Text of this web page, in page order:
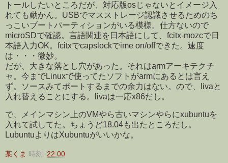
トールしたいところだが、対応版osじゃないとイメージ入
れても動かん。USBでマスストレージ認識させるためのち
っこいブートパーティションがいる模様。仕方ないので
microSDで確認。言語関連を日本語にして、fcitx-mozcで日
本語入力OK。fcitxでcapslockでime on/offできた。速度
は・・・微妙。
だが、大きな落とし穴があった。それはarmアーキテクチ
ャ。今までLinuxで使ってたソフトがarmにあるとは言え
ず。ソースみてポートするまでの余力はない。ので、livaと
入れ替えることにする。livaは一応x86だし。
で、メインマシン上のVMやら古いマシンやらにxubuntuを
入れて試してた。ちょうど18.04も出たところだし。
LubuntuよりはXubuntuがいいかな。
某くま 時刻: 22:00